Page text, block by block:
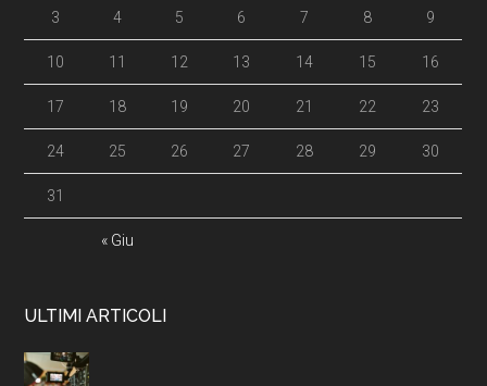
« Giu
3 4 5 6 7 8 9
10 11 12 13 14 15 16
17 18 19 20 21 22 23
24 25 26 27 28 29 30
31
ULTIMI ARTICOLI